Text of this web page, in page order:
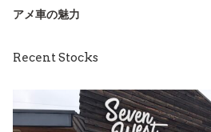
アメ車の魅力
Recent Stocks